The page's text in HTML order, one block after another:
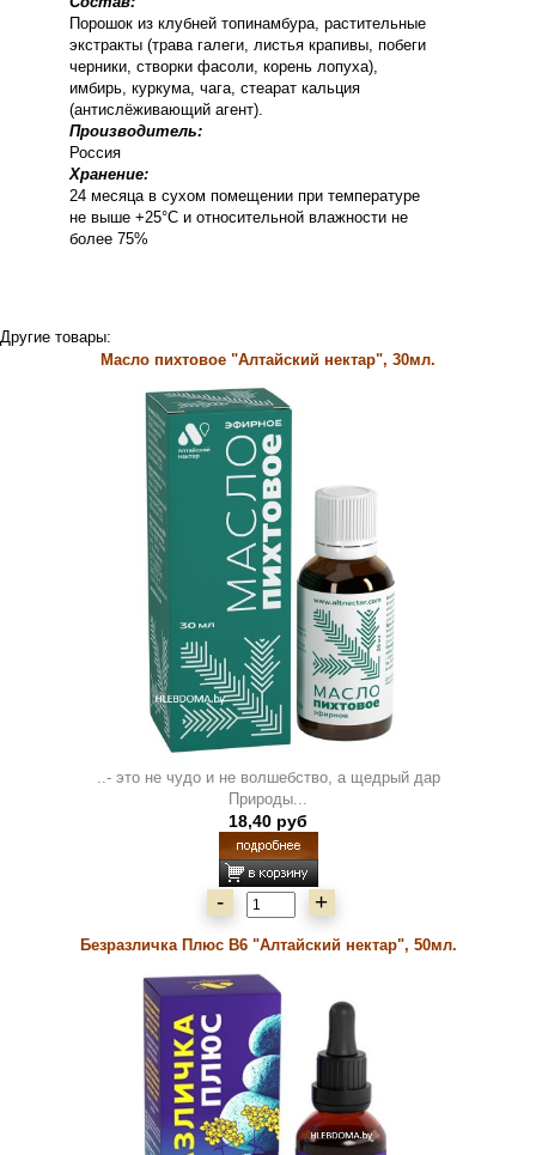
Порошок из клубней топинамбура, растительные
экстракты (трава галеги, листья крапивы, побеги
черники, створки фасоли, корень лопуха),
имбирь, куркума, чага, стеарат кальция
(антислёживающий агент).
Производитель:
Россия
Хранение:
24 месяца в сухом помещении при температуре
не выше +25°С и относительной влажности не
более 75%
Другие товары:
Масло пихтовое "Алтайский нектар", 30мл.
..- это не чудо и не волшебство, а щедрый дар
Природы...
18,40 руб
- +
Безразличка Плюс В6 "Алтайский нектар", 50мл.